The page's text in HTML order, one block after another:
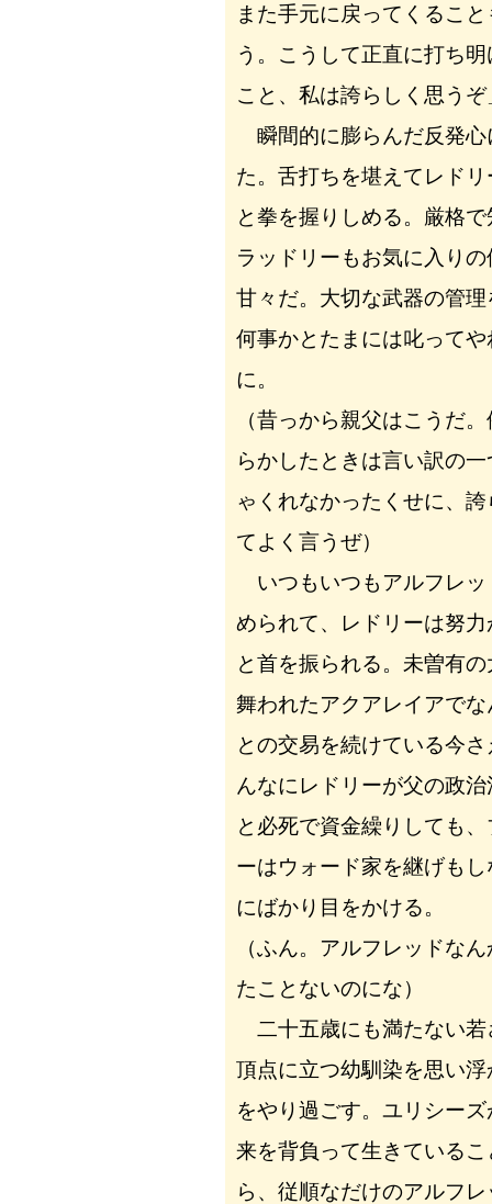
また手元に戻ってくるこ
う。こうして正直に打ち
こと、私は誇らしく思うぞ
瞬間的に膨らんだ反発心
た。舌打ちを堪えてレド
と拳を握りしめる。厳格
ラッドリーもお気に入り
甘々だ。大切な武器の管
何事かとたまには叱って
に。
（昔っから親父はこうだ
らかしたときは言い訳の
ゃくれなかったくせに、
てよく言うぜ）
いつもいつもアルフレッ
められて、レドリーは努
と首を振られる。未曽有
舞われたアクアレイアで
との交易を続けている今
んなにレドリーが父の政
と必死で資金繰りしても
ーはウォード家を継げも
にばかり目をかける。
（ふん。アルフレッドな
たことないのにな）
二十五歳にも満たない若
頂点に立つ幼馴染を思い
をやり過ごす。ユリシー
来を背負って生きている
ら、従順なだけのアルフ